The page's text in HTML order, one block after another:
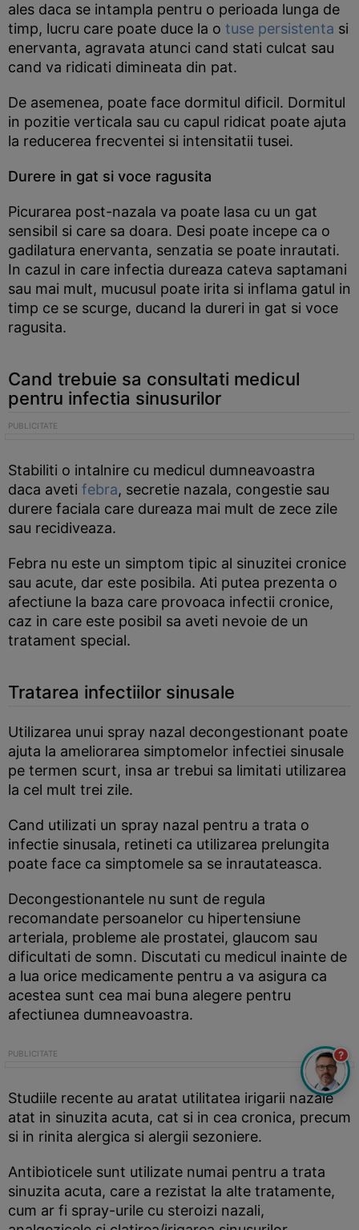
ales daca se intampla pentru o perioada lunga de
timp, lucru care poate duce la o tuse persistenta si
enervanta, agravata atunci cand stati culcat sau
cand va ridicati dimineata din pat.
De asemenea, poate face dormitul dificil. Dormitul
in pozitie verticala sau cu capul ridicat poate ajuta
la reducerea frecventei si intensitatii tusei.
Durere in gat si voce ragusita
Picurarea post-nazala va poate lasa cu un gat
sensibil si care sa doara. Desi poate incepe ca o
gadilatura enervanta, senzatia se poate inrautati.
In cazul in care infectia dureaza cateva saptamani
sau mai mult, mucusul poate irita si inflama gatul in
timp ce se scurge, ducand la dureri in gat si voce
ragusita.
Cand trebuie sa consultati medicul
pentru infectia sinusurilor
Stabiliti o intalnire cu medicul dumneavoastra
daca aveti febra, secretie nazala, congestie sau
durere faciala care dureaza mai mult de zece zile
sau recidiveaza.
Febra nu este un simptom tipic al sinuzitei cronice
sau acute, dar este posibila. Ati putea prezenta o
afectiune la baza care provoaca infectii cronice,
caz in care este posibil sa aveti nevoie de un
tratament special.
Tratarea infectiilor sinusale
Utilizarea unui spray nazal decongestionant poate
ajuta la ameliorarea simptomelor infectiei sinusale
pe termen scurt, insa ar trebui sa limitati utilizarea
la cel mult trei zile.
Cand utilizati un spray nazal pentru a trata o
infectie sinusala, retineti ca utilizarea prelungita
poate face ca simptomele sa se inrautateasca.
Decongestionantele nu sunt de regula
recomandate persoanelor cu hipertensiune
arteriala, probleme ale prostatei, glaucom sau
dificultati de somn. Discutati cu medicul inainte de
a lua orice medicamente pentru a va asigura ca
acestea sunt cea mai buna alegere pentru
afectiunea dumneavoastra.
Studiile recente au aratat utilitatea irigarii nazale
atat in sinuzita acuta, cat si in cea cronica, precum
si in rinita alergica si alergii sezoniere.
Antibioticele sunt utilizate numai pentru a trata
sinuzita acuta, care a rezistat la alte tratamente,
cum ar fi spray-urile cu steroizi nazali,
?